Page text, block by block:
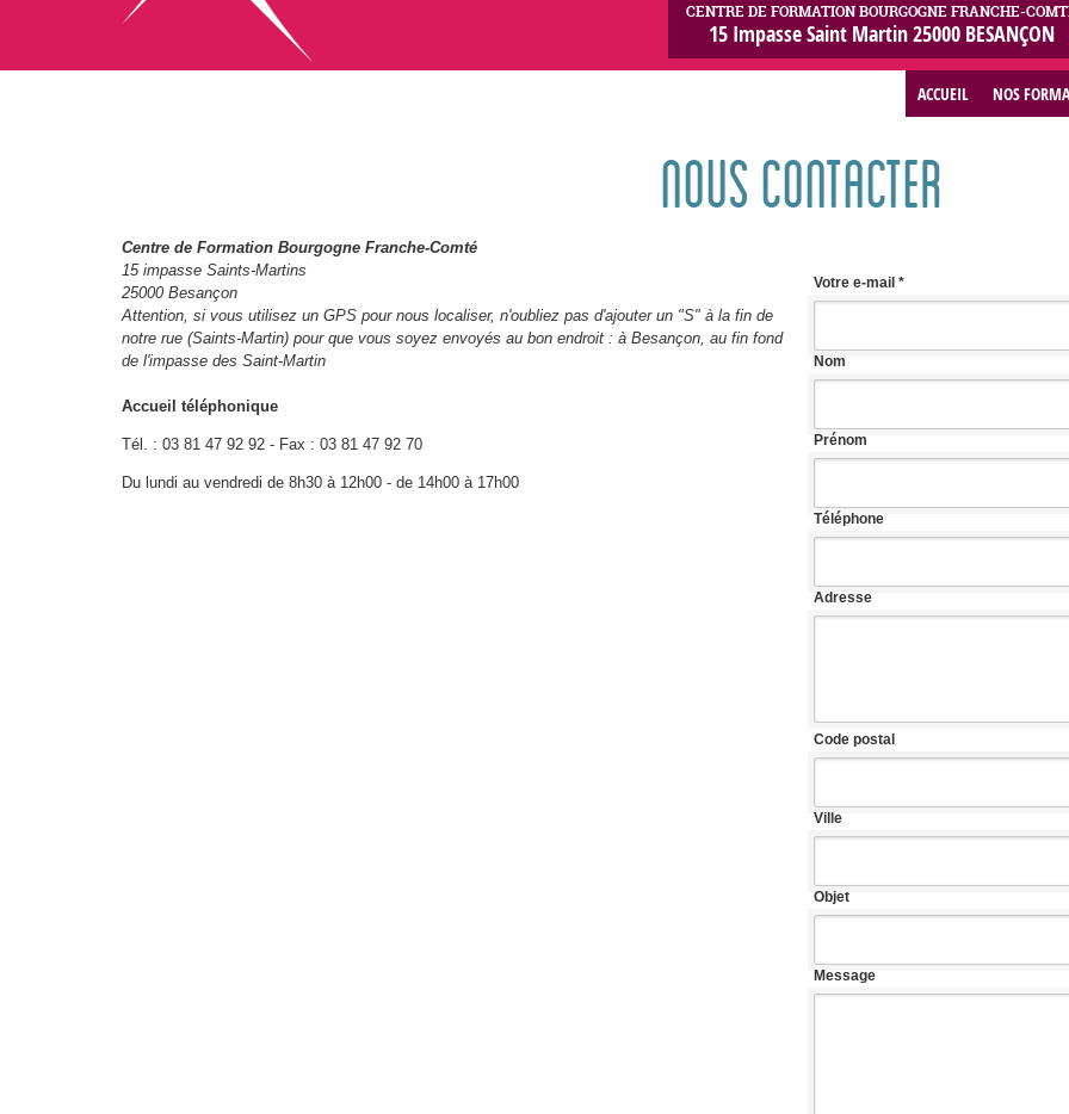
CENTRE DE FORMATION BOURGOGNE FRANCHE-
15 Impasse Saint Martin 25000 BESANÇON
ACCUEIL NOS
NOUS CONTACTER
Centre de Formation Bourgogne Franche-Comté
15 impasse Saints-Martins
25000 Besançon
Attention, si vous utilisez un GPS pour nous localiser, n'oubliez pas d'ajouter un "S" à la fin de
notre rue (Saints-Martin) pour que vous soyez envoyés au bon endroit : à Besançon, au fin fond
de l'impasse des Saint-Martin
Accueil téléphonique
Tél. : 03 81 47 92 92 - Fax : 03 81 47 92 70
Du lundi au vendredi de 8h30 à 12h00 - de 14h00 à 17h00
Votre e-mail *
Nom
Prénom
Téléphone
Adresse
Code postal
Ville
Objet
Message